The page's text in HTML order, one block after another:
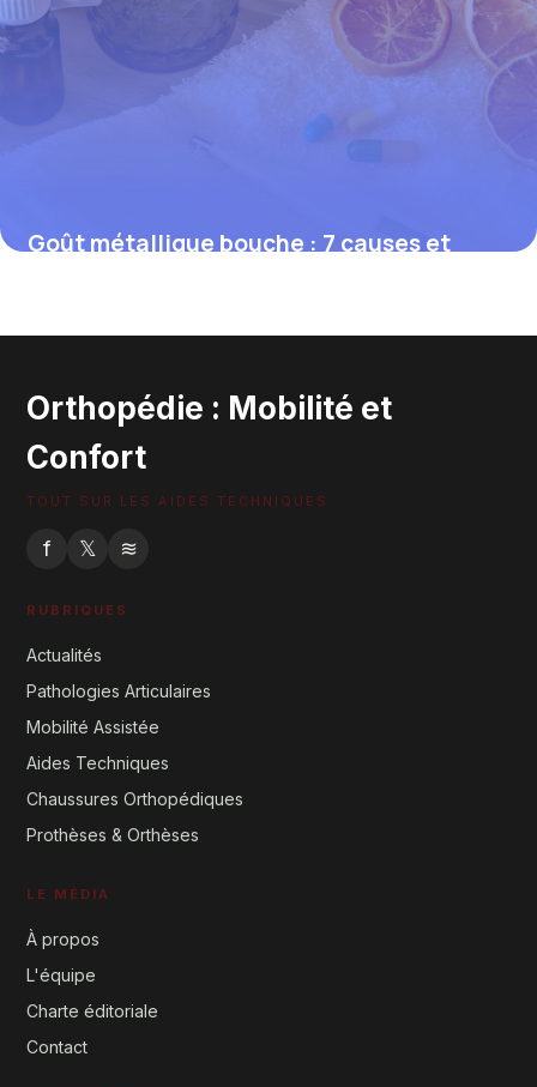
Goût métallique bouche : 7 causes et
Orthopédie : Mobilité et
Confort
TOUT SUR LES AIDES TECHNIQUES
f 𝕏 ≋
RUBRIQUES
Actualités
Pathologies Articulaires
Mobilité Assistée
Aides Techniques
Chaussures Orthopédiques
Prothèses & Orthèses
LE MÉDIA
À propos
L'équipe
Charte éditoriale
Contact